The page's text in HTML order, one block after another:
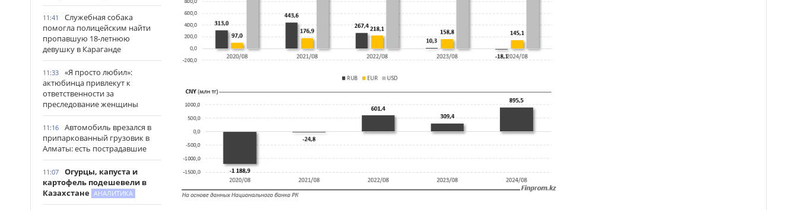
11:41
Служебная собака
помогла полицейским найти
пропавшую 18-летнюю
девушку в Караганде
11:33
«Я просто любил»:
актюбинца привлекут к
ответственности за
преследование женщины
11:16
Автомобиль врезался в
припаркованный грузовик в
Алматы: есть пострадавшие
11:07
Огурцы, капуста и
картофель подешевели в
Казахстане АНАЛИТИКА